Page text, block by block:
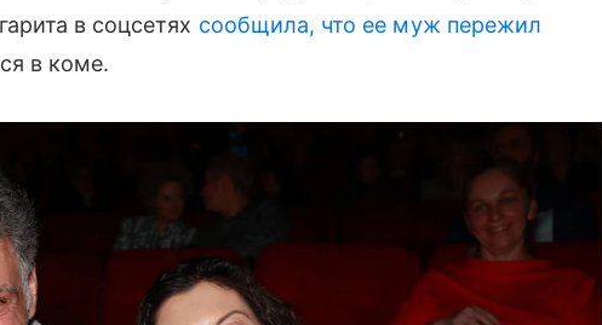
в соцсетях сообщила, что ее муж пережил
в коме.